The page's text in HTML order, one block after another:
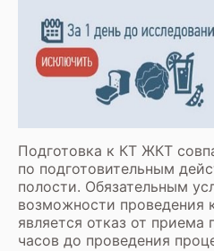
Подготовка к КТ ЖКТ
по подготовительным
полости. Обязательным
возможности проведения
является отказ от
часов до проведения